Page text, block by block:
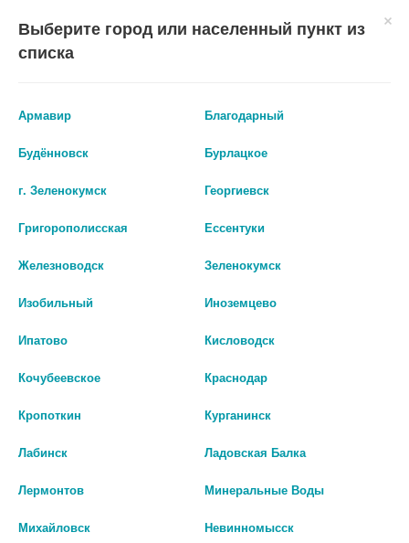
Аналоги по действию
50МЛ
нет в наличии
В КОРЗИНУ
10,0 ГЕЛЬ СТОМАТ
205
В КОРЗИНУ
Выберите город или населенный пункт из
списка
Армавир Благодарный
Будённовск Бурлацкое
г. Зеленокумск Георгиевск
Григорополисская Ессентуки
Железноводск Зеленокумск
Изобильный Иноземцево
Ипатово Кисловодск
Кочубеевское Краснодар
Кропоткин Курганинск
Лабинск Ладовская Балка
Лермонтов Минеральные Воды
Михайловск Невинномысск